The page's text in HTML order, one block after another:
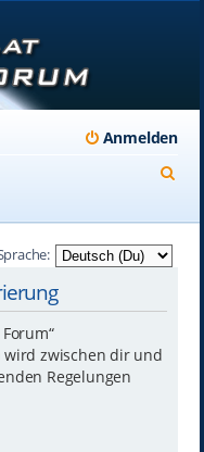
Anmelden
wird zwischen dir und
Regelungen